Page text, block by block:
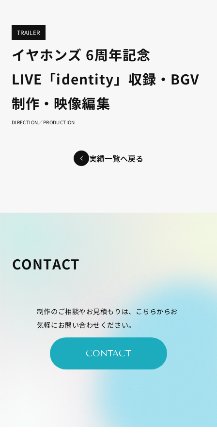
TRAILER
イヤホンズ 6周年記念
LIVE「identity」収録・BGV
制作・映像編集
DIRECTION／PRODUCTION
実績一覧へ戻る
CONTACT
制作のご相談やお見積もりは、こちらからお
気軽にお問い合わせください。
CONTACT